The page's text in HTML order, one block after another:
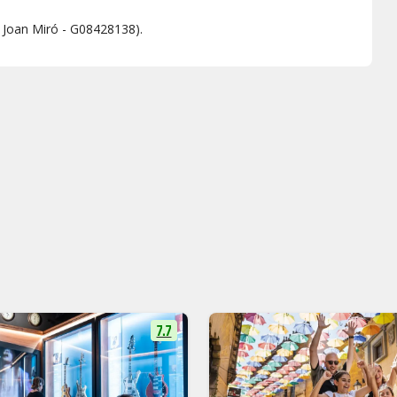
Miró - G08428138).
7.7